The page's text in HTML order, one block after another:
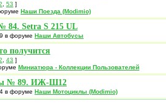
53 ]
Наши Поезда (Modimio)
Setra S 215 UL
в форуме Наши Автобусы
получится
43 ]
Миниатюра - Коллекции Пользователей
№ 89. ИЖ-Ш12
в форуме Наши Мотоциклы (Modimio)